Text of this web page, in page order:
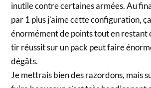
inutile contre certaines armées. Au
par 1 plus j’aime cette configuration,
énormément de points tout en restant
tir réussit sur un pack peut faire
dégâts.
Je mettrais bien des razordons, mais